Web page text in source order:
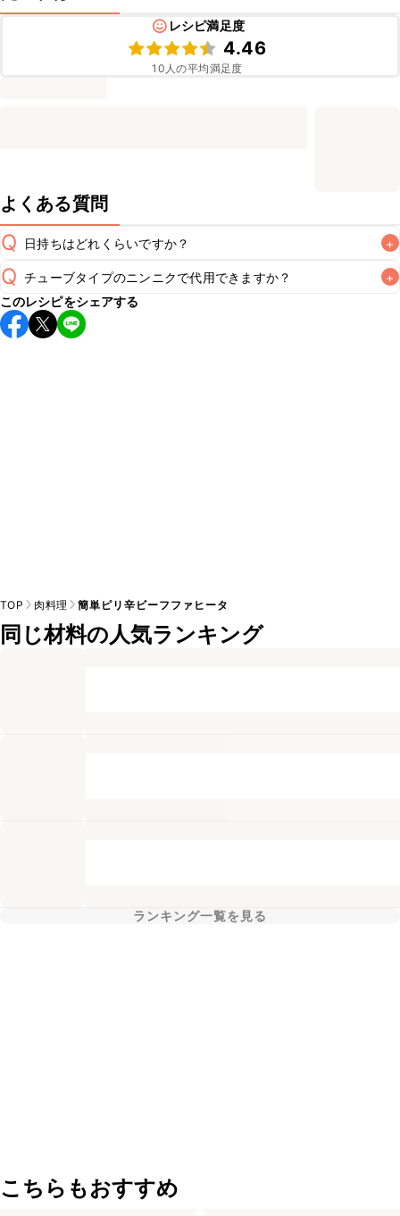
レシピ満足度
4.46
10 人の平均満足度
よくある質問
Q 日持ちはどれくらいですか？ +
A
保存期間は冷蔵で翌日中が目安です。なるべくお早めにお召
し上がりください。
※日持ちは目安です。
Q チューブタイプのニンニクで代用できますか？ +
A
チューブタイプのニンニクを使用してもお作りいただけま
す。小さじ1/2を目安に加え、お好みの風味になるようご調節
このレシピをシェアする
TOP 肉料理 簡単ピリ辛ビーフファヒータ
同じ材料の人気ランキング
ランキング一覧を見る
こちらもおすすめ